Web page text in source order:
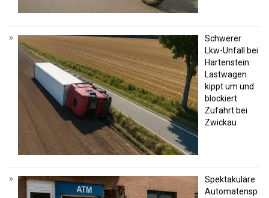
Schwerer
Lkw-Unfall bei
Hartenstein:
Lastwagen
kippt um und
blockiert
Zufahrt bei
Zwickau
Spektakuläre
Automatensp